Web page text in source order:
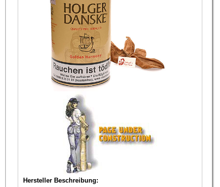
Hersteller Beschreibung: